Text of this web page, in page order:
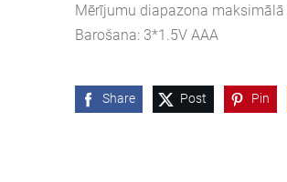
Mērījumu diapazona maksimālā
Barošana: 3*1.5V AAA
Share Post Pin